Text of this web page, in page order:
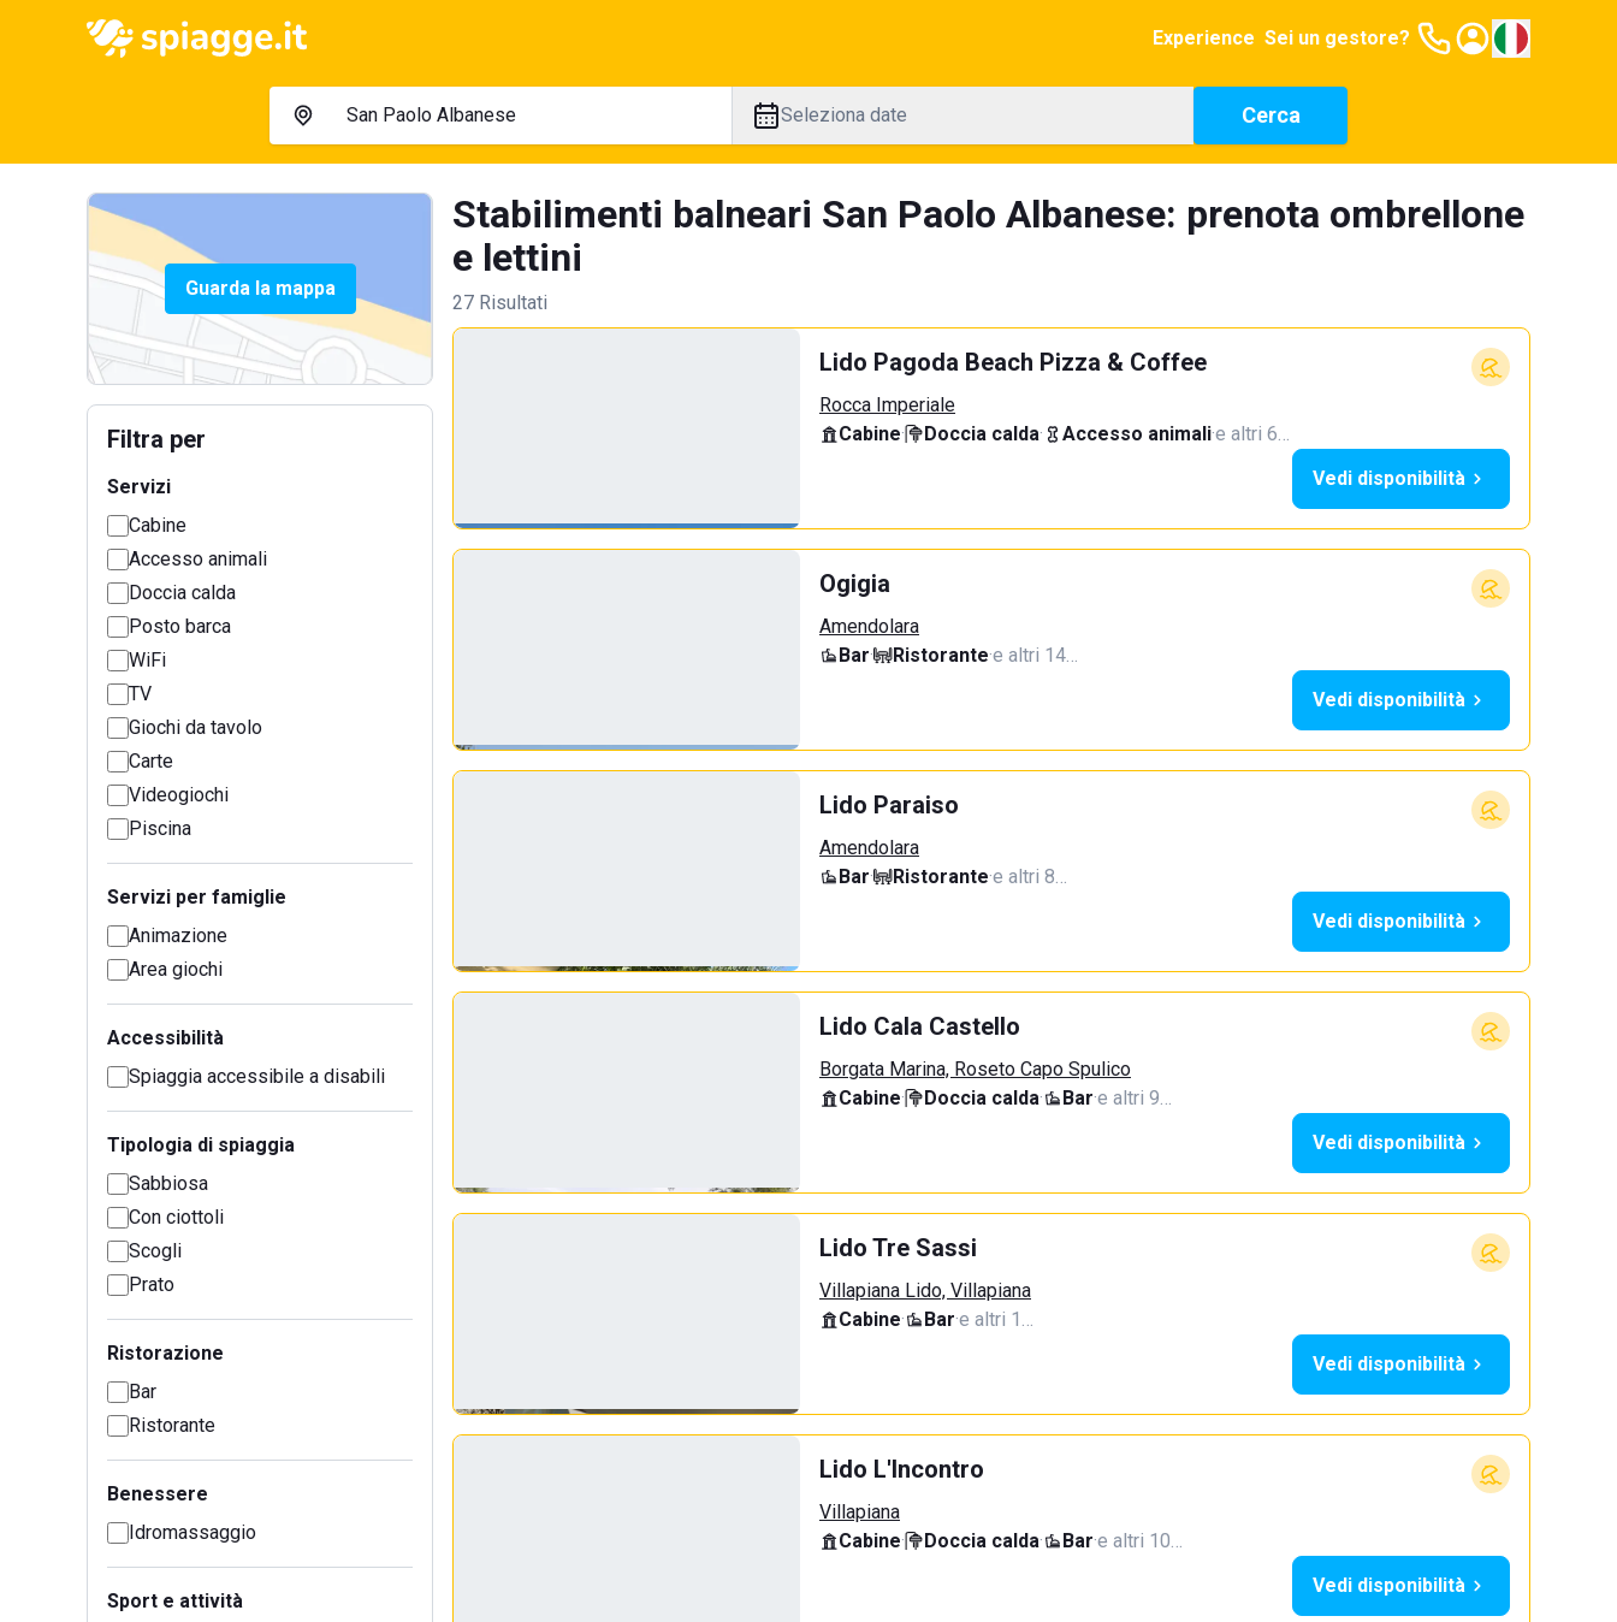
Experience Sei un gestore?
Seleziona date Cerca
Guarda la mappa
Filtra per
Servizi
Cabine
Accesso animali
Doccia calda
Posto barca
WiFi
TV
Giochi da tavolo
Carte
Videogiochi
Piscina
Servizi per famiglie
Animazione
Area giochi
Accessibilità
Spiaggia accessibile a disabili
Tipologia di spiaggia
Sabbiosa
Con ciottoli
Scogli
Prato
Ristorazione
Bar
Ristorante
Benessere
Idromassaggio
Sport e attività
Stabilimenti balneari San Paolo Albanese: prenota ombrellone
e lettini
27 Risultati
Lido Pagoda Beach Pizza & Coffee
Rocca Imperiale
Cabine· Doccia calda· Accesso animali·e altri 6…
Vedi disponibilità
Ogigia
Amendolara
Bar· Ristorante·e altri 14…
Vedi disponibilità
Lido Paraiso
Amendolara
Bar· Ristorante·e altri 8…
Vedi disponibilità
Lido Cala Castello
Borgata Marina, Roseto Capo Spulico
Cabine· Doccia calda· Bar·e altri 9…
Vedi disponibilità
Lido Tre Sassi
Villapiana Lido, Villapiana
Cabine· Bar·e altri 1…
Vedi disponibilità
Lido L'Incontro
Villapiana
Cabine· Doccia calda· Bar·e altri 10…
Vedi disponibilità